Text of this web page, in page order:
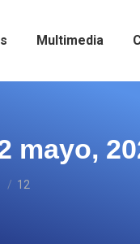
Multimedia
mayo,
12